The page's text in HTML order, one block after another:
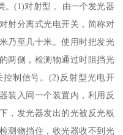
。(1)对射型 。由一个发光器
射分离式光电开关，简称对
乃至几十米。使用时把发光
两侧，检测物通过时阻挡光
制信号。(2)反射型光电开
装入同一个装置内，利用反
，发光器发出的光被反光板
测物挡住，收光器收不到光